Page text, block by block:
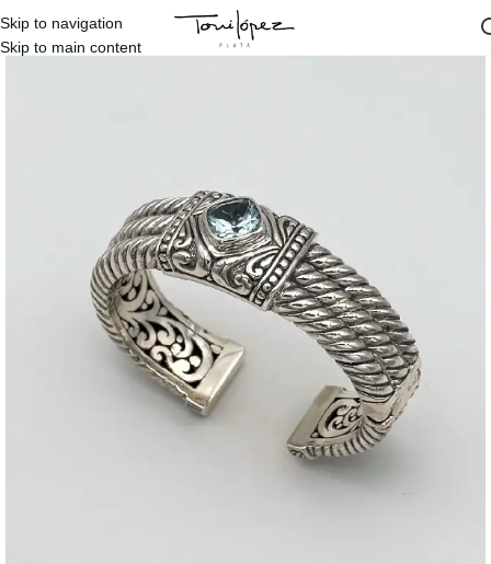
Skip to navigation
Skip to main content
Inicio Pulseras Tienda